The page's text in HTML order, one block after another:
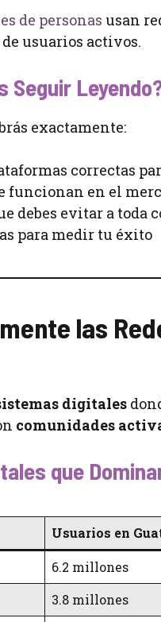
de personas usan
usuarios activos.
Seguir
exactamente:
correctas
funcionan en el
debes evitar a toda
para medir tu éxito
las
digitales
comunidades
que
Usuarios en
6.2 millones
3.8 millones